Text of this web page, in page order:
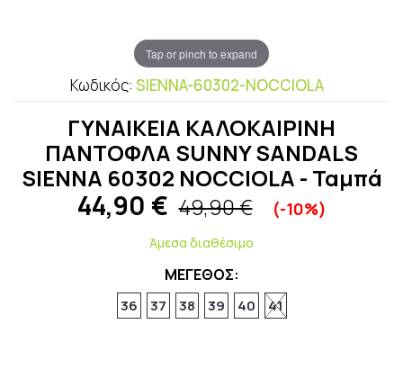
Tap or pinch to expand
Κωδικός: SIENNA-60302-NOCCIOLA
ΓΥΝΑΙΚΕΙΑ ΚΑΛΟΚΑΙΡΙΝΗ
ΠΑΝΤΟΦΛΑ SUNNY SANDALS
SIENNA 60302 NOCCIOLA - Ταμπά
44,90 €49,90 € (-10%)
Άμεσα διαθέσιμο
ΜΕΓΕΘΟΣ:
36 37 38 39 40 41